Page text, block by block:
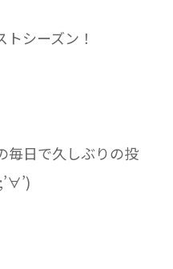
シーズン！
毎日で久しぶりの投